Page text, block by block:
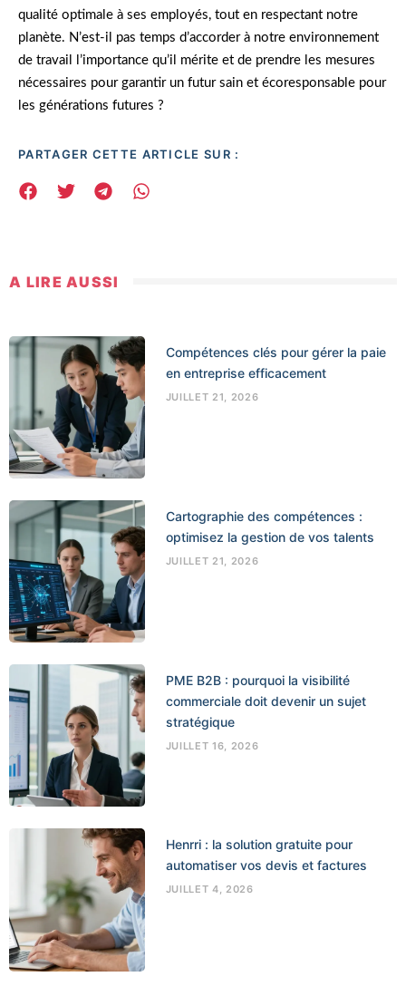
qualité optimale à ses employés, tout en respectant notre
planète. N’est-il pas temps d’accorder à notre environnement
de travail l’importance qu’il mérite et de prendre les mesures
nécessaires pour garantir un futur sain et écoresponsable pour
les générations futures ?
PARTAGER CETTE ARTICLE SUR :
A LIRE AUSSI
Compétences clés pour gérer la paie
en entreprise efficacement
JUILLET 21, 2026
Cartographie des compétences :
optimisez la gestion de vos talents
JUILLET 21, 2026
PME B2B : pourquoi la visibilité
commerciale doit devenir un sujet
stratégique
JUILLET 16, 2026
Henrri : la solution gratuite pour
automatiser vos devis et factures
JUILLET 4, 2026